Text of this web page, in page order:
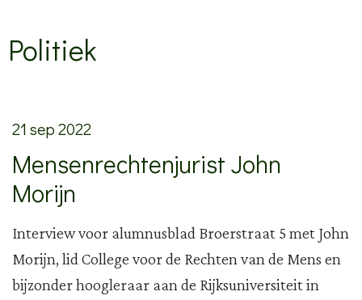
Politiek
21 sep 2022
Mensenrechtenjurist John
Morijn
Interview voor alumnusblad Broerstraat 5 met John
Morijn, lid College voor de Rechten van de Mens en
bijzonder hoogleraar aan de Rijksuniversiteit in